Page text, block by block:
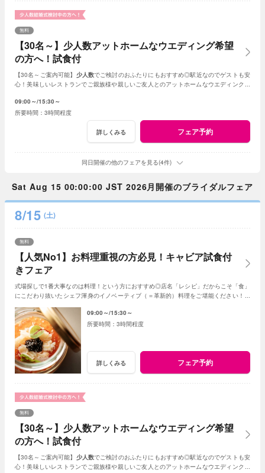
【30名～】少人数アットホームなウエディング希望
の方へ！試食付
無料
【30名～ご案内可能】 少人数でご検討のおふたりにもおすすめ◎駅近なのでゲストも安
心！美味しいレストランでご親族様や親しいご友人とのアットホームなウエディングが
09:00～ 15:30～
3時間程度
詳しくみる フェア予約
同日開催の他のフェアを見る(4件)
Sat Aug 15 00:00:00 JST 2026月開催のブライダルフェア
8/15 (土)
【人気No1】お料理重視の方必見！キャビア試食付
きフェア
無料
式場探しで1番大事なのは料理！という方におすすめ◎店名「レシピ」だからこそ「食」
にこだわり抜いたシェフ渾身のイノベーティブ（＝革新的）料理をご堪能ください！新
09:00～ 15:30～
3時間程度
詳しくみる フェア予約
【30名～】少人数アットホームなウエディング希望
の方へ！試食付
無料
【30名～ご案内可能】 少人数でご検討のおふたりにもおすすめ◎駅近なのでゲストも安
心！美味しいレストランでご親族様や親しいご友人とのアットホームなウエディングが